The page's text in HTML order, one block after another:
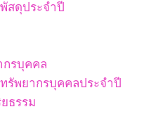
สดุประจำปี
รบุคคล
รัพยากรบุคคลประจำปี
ธรรม